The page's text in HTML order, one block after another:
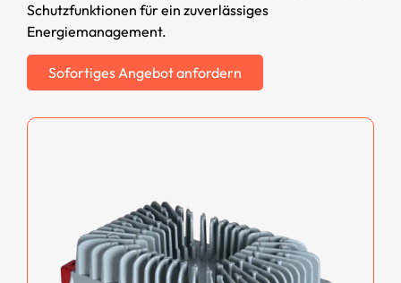
Schutzfunktionen für ein zuverlässiges
Energiemanagement.
Sofortiges Angebot anfordern